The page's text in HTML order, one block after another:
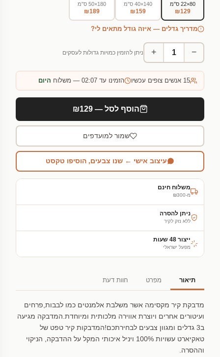
80×22 ס"מ
₪129
140×40 ס"מ
₪159
180×50 ס"מ
₪189
מדריך גדלים — איזה גודל מתאים לי?
−
+ ניתן להזמין כמויות גדולות לעסקים
15 אנשים צופים עכשיו הזמינו עד 02:07 — משלוח היום
הוסף לסל — ₪129
שמור למועדפים
עיצוב אישי ← שנו צבעים, הוסיפו טקסט
משלוח חינם
מ-₪300
ניתן להסרה
ללא נזק לקיר
ייצור 48 שעות
מפעל ישראלי
תיאור מפרט חוות דעת
מדבקת קיר מקסימה אשר משלבת אלמנטים כמו לבבות,פרחים
ועיטורים אחרים ויוצרת אווירה מלכותית ומיוחדת.המדבקה מגיעה
ב3 גדלים ומגוון צבעים לבחירתכם!המדבקות קיר טפט של
טאקיארט עשויות 100% ויניל איכותי המקל על ההדבקה, הניקוי
וההסרה.